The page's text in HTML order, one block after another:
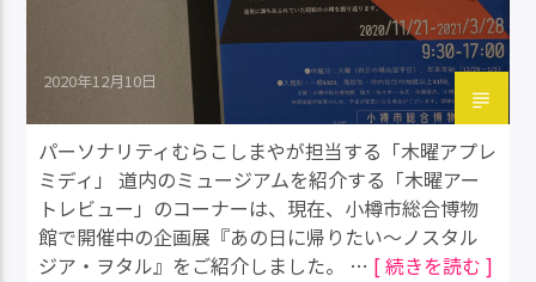
2020年12月10日
パーソナリティむらこしまやが担当する「木曜アプレ
ミディ」 道内のミュージアムを紹介する「木曜アー
トレビュー」のコーナーは、現在、小樽市総合博物
館で開催中の企画展『あの日に帰りたい〜ノスタル
ジア・ヲタル』をご紹介しました。 … [ 続きを読む ]